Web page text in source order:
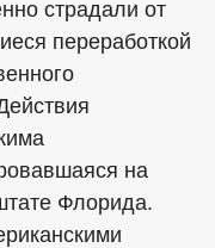
страдали от
переработкой
на
Флорида.